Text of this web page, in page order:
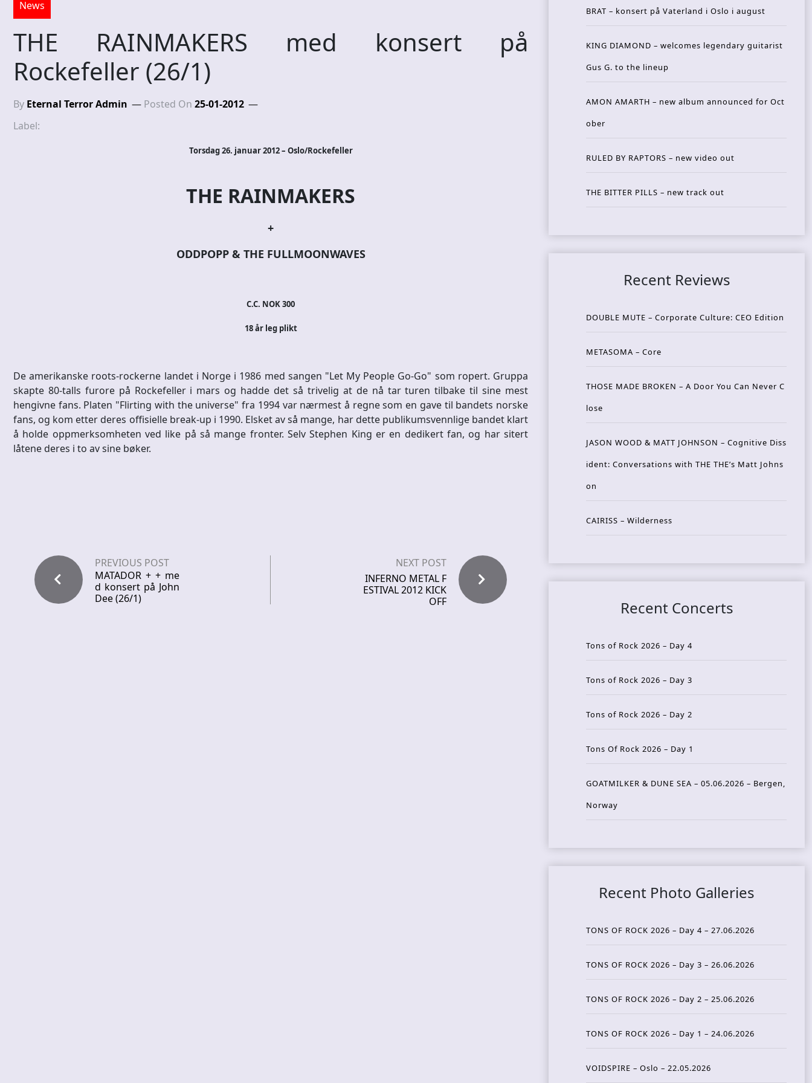
News
THE RAINMAKERS med konsert på
Rockefeller (26/1)
By Eternal Terror Admin Posted On 25-01-2012
Label:
Torsdag 26. januar 2012 – Oslo/Rockefeller
THE RAINMAKERS
+
ODDPOPP & THE FULLMOONWAVES
C.C. NOK 300
18 år leg plikt
De amerikanske roots-rockerne landet i Norge i 1986 med sangen "Let My People Go-Go" som ropert. Gruppa
skapte 80-talls furore på Rockefeller i mars og hadde det så trivelig at de nå tar turen tilbake til sine mest
hengivne fans. Platen "Flirting with the universe" fra 1994 var nærmest å regne som en gave til bandets norske
fans, og kom etter deres offisielle break-up i 1990. Elsket av så mange, har dette publikumsvennlige bandet klart
å holde oppmerksomheten ved like på så mange fronter. Selv Stephen King er en dedikert fan, og har sitert
låtene deres i to av sine bøker.
PREVIOUS POST
MATADOR + + me
d konsert på John
Dee (26/1)
NEXT POST
INFERNO METAL F
ESTIVAL 2012 KICK
OFF
BRAT – konsert på Vaterland i Oslo i august
KING DIAMOND – welcomes legendary guitarist
Gus G. to the lineup
AMON AMARTH – new album announced for Oct
ober
RULED BY RAPTORS – new video out
THE BITTER PILLS – new track out
Recent Reviews
DOUBLE MUTE – Corporate Culture: CEO Edition
METASOMA – Core
THOSE MADE BROKEN – A Door You Can Never C
lose
JASON WOOD & MATT JOHNSON – Cognitive Diss
ident: Conversations with THE THE’s Matt Johns
on
CAIRISS – Wilderness
Recent Concerts
Tons of Rock 2026 – Day 4
Tons of Rock 2026 – Day 3
Tons of Rock 2026 – Day 2
Tons Of Rock 2026 – Day 1
GOATMILKER & DUNE SEA – 05.06.2026 – Bergen,
Norway
Recent Photo Galleries
TONS OF ROCK 2026 – Day 4 – 27.06.2026
TONS OF ROCK 2026 – Day 3 – 26.06.2026
TONS OF ROCK 2026 – Day 2 – 25.06.2026
TONS OF ROCK 2026 – Day 1 – 24.06.2026
VOIDSPIRE – Oslo – 22.05.2026